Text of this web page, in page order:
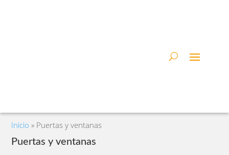
Inicio » Puertas y ventanas
Puertas y ventanas